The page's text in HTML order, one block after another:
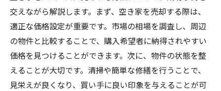
交えながら解説します。まず、空き家を売却する際は、
適正な価格設定が重要です。市場の相場を調査し、周辺
の物件と比較することで、購入希望者に納得されやすい
価格を見つけることができます。次に、物件の状態を整
えることが大切です。清掃や簡単な修繕を行うことで、
見栄えが良くなり、買い手に良い印象を与えることが可